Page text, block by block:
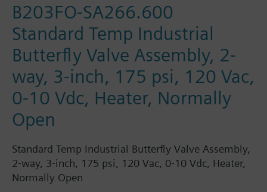
B203FO-SA266.600
Standard Temp Industrial
Butterfly Valve Assembly, 2-
way, 3-inch, 175 psi, 120 Vac,
0-10 Vdc, Heater, Normally
Open
Standard Temp Industrial Butterfly Valve Assembly,
2-way, 3-inch, 175 psi, 120 Vac, 0-10 Vdc, Heater,
Normally Open